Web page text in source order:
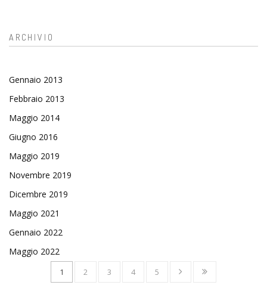
ARCHIVIO
Gennaio 2013
Febbraio 2013
Maggio 2014
Giugno 2016
Maggio 2019
Novembre 2019
Dicembre 2019
Maggio 2021
Gennaio 2022
Maggio 2022
1 2 3 4 5